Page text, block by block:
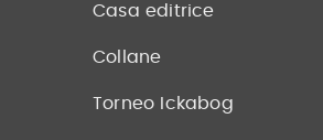
Casa editrice
Collane
Torneo Ickabog